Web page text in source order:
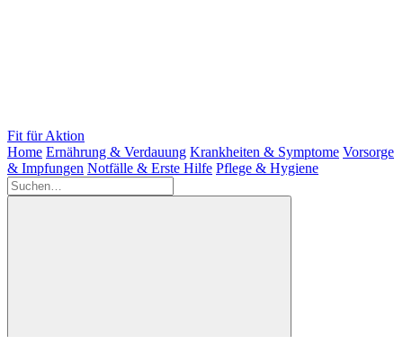
Fit für Aktion
Home Ernährung & Verdauung Krankheiten & Symptome Vorsorge
& Impfungen Notfälle & Erste Hilfe Pflege & Hygiene